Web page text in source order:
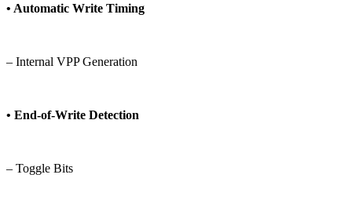
• Automatic Write Timing
– Internal VPP Generation
• End-of-Write Detection
– Toggle Bits